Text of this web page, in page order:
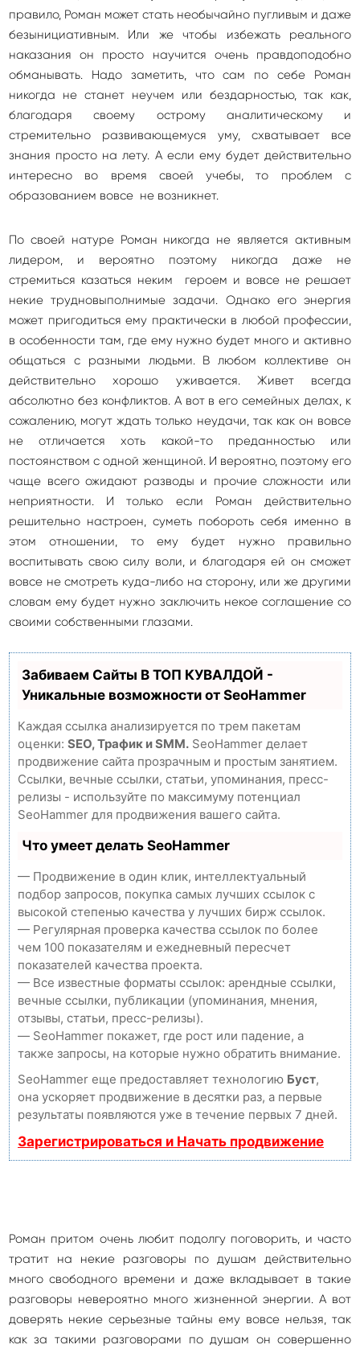
правило, Роман может стать необычайно пугливым и даже
безынициативным. Или же чтобы избежать реального
наказания он просто научится очень правдоподобно
обманывать. Надо заметить, что сам по себе Роман
никогда не станет неучем или бездарностью, так как,
благодаря своему острому аналитическому и
стремительно развивающемуся уму, схватывает все
знания просто на лету. А если ему будет действительно
интересно во время своей учебы, то проблем с
образованием вовсе не возникнет.
По своей натуре Роман никогда не является активным
лидером, и вероятно поэтому никогда даже не
стремиться казаться неким героем и вовсе не решает
некие трудновыполнимые задачи. Однако его энергия
может пригодиться ему практически в любой профессии,
в особенности там, где ему нужно будет много и активно
общаться с разными людьми. В любом коллективе он
действительно хорошо уживается. Живет всегда
абсолютно без конфликтов. А вот в его семейных делах, к
сожалению, могут ждать только неудачи, так как он вовсе
не отличается хоть какой-то преданностью или
постоянством с одной женщиной. И вероятно, поэтому его
чаще всего ожидают разводы и прочие сложности или
неприятности. И только если Роман действительно
решительно настроен, суметь побороть себя именно в
этом отношении, то ему будет нужно правильно
воспитывать свою силу воли, и благодаря ей он сможет
вовсе не смотреть куда-либо на сторону, или же другими
словам ему будет нужно заключить некое соглашение со
своими собственными глазами.
Забиваем Сайты В ТОП КУВАЛДОЙ -
Уникальные возможности от SeoHammer
Каждая ссылка анализируется по трем пакетам
оценки: SEO, Трафик и SMM. SeoHammer делает
продвижение сайта прозрачным и простым занятием.
Ссылки, вечные ссылки, статьи, упоминания, пресс-
релизы - используйте по максимуму потенциал
SeoHammer для продвижения вашего сайта.
Что умеет делать SeoHammer
— Продвижение в один клик, интеллектуальный
подбор запросов, покупка самых лучших ссылок с
высокой степенью качества у лучших бирж ссылок.
— Регулярная проверка качества ссылок по более
чем 100 показателям и ежедневный пересчет
показателей качества проекта.
— Все известные форматы ссылок: арендные ссылки,
вечные ссылки, публикации (упоминания, мнения,
отзывы, статьи, пресс-релизы).
— SeoHammer покажет, где рост или падение, а
также запросы, на которые нужно обратить внимание.
SeoHammer еще предоставляет технологию Буст,
она ускоряет продвижение в десятки раз, а первые
результаты появляются уже в течение первых 7 дней.
Зарегистрироваться и Начать продвижение
Роман притом очень любит подолгу поговорить, и часто
тратит на некие разговоры по душам действительно
много свободного времени и даже вкладывает в такие
разговоры невероятно много жизненной энергии. А вот
доверять некие серьезные тайны ему вовсе нельзя, так
как за такими разговорами по душам он совершенно